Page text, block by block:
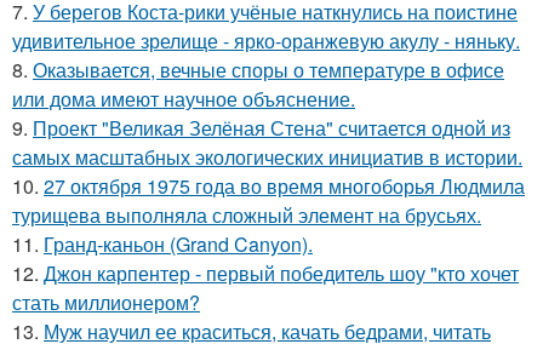
7. У берегов Коста-рики учёные наткнулись на поистине
удивительное зрелище - ярко-оранжевую акулу - няньку.
8. Оказывается, вечные споры о температуре в офисе
или дома имеют научное объяснение.
9. Проект "Великая Зелёная Стена" считается одной из
самых масштабных экологических инициатив в истории.
10. 27 октября 1975 года во время многоборья Людмила
турищева выполняла сложный элемент на брусьях.
11. Гранд-каньон (Grand Canyon).
12. Джон карпентер - первый победитель шоу "кто хочет
стать миллионером?
13. Муж научил ее краситься, качать бедрами, читать